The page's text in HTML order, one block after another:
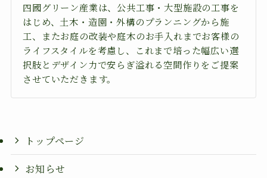
四國グリーン産業は、公共工事・大型施設の工事を
はじめ、土木・造園・外構のプランニングから施
工、またお庭の改装や庭木のお手入れまでお客様の
ライフスタイルを考慮し、これまで培った幅広い選
択肢とデザイン力で安らぎ溢れる空間作りをご提案
させていただきます。
トップページ
お知らせ